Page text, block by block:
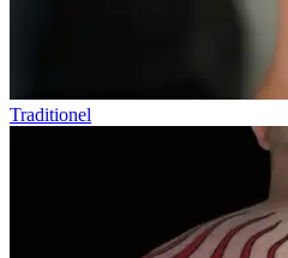
Traditionel